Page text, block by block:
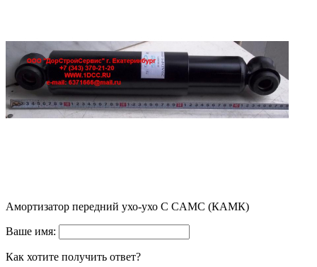
Амортизатор передний ухо-ухо C CAMC (КАМК)
Ваше имя:
Как хотите получить ответ?